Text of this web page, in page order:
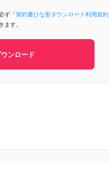
ず「契約書ひな形ダウンロード利用規約
す。
ンロード